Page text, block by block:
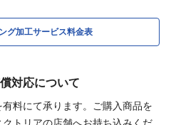
グ加工サービス料金表
対応について
料にて承ります。ご購入商品を